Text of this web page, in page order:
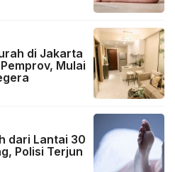
di Jakarta
Mulai
dari Lantai 30
Polisi Terjun